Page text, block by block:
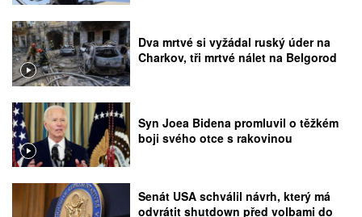
Dva mrtvé si vyžádal ruský úder na
Charkov, tři mrtvé nálet na Belgorod
Syn Joea Bidena promluvil o těžkém
boji svého otce s rakovinou
Senát USA schválil návrh, který má
odvrátit shutdown před volbami do